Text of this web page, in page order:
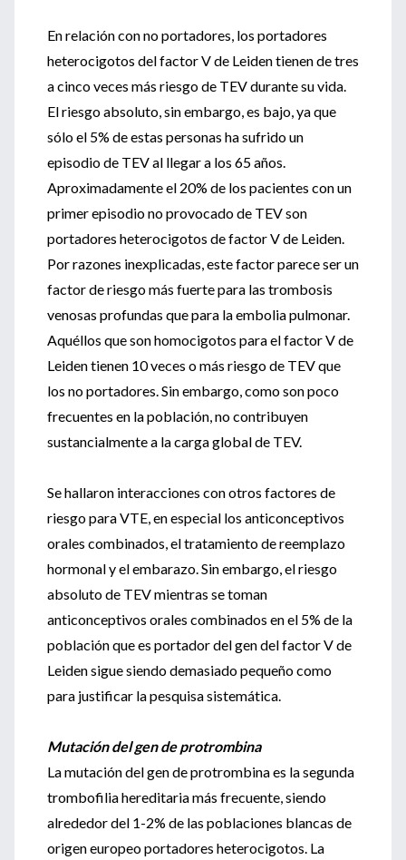
En relación con no portadores, los portadores
heterocigotos del factor V de Leiden tienen de tres
a cinco veces más riesgo de TEV durante su vida.
El riesgo absoluto, sin embargo, es bajo, ya que
sólo el 5% de estas personas ha sufrido un
episodio de TEV al llegar a los 65 años.
Aproximadamente el 20% de los pacientes con un
primer episodio no provocado de TEV son
portadores heterocigotos de factor V de Leiden.
Por razones inexplicadas, este factor parece ser un
factor de riesgo más fuerte para las trombosis
venosas profundas que para la embolia pulmonar.
Aquéllos que son homocigotos para el factor V de
Leiden tienen 10 veces o más riesgo de TEV que
los no portadores. Sin embargo, como son poco
frecuentes en la población, no contribuyen
sustancialmente a la carga global de TEV.
Se hallaron interacciones con otros factores de
riesgo para VTE, en especial los anticonceptivos
orales combinados, el tratamiento de reemplazo
hormonal y el embarazo. Sin embargo, el riesgo
absoluto de TEV mientras se toman
anticonceptivos orales combinados en el 5% de la
población que es portador del gen del factor V de
Leiden sigue siendo demasiado pequeño como
para justificar la pesquisa sistemática.
Mutación del gen de protrombina
La mutación del gen de protrombina es la segunda
trombofilia hereditaria más frecuente, siendo
alrededor del 1-2% de las poblaciones blancas de
origen europeo portadores heterocigotos. La